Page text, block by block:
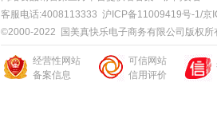
客服电话:4008113333 沪ICP备11009419号-1/京
©2000-2022 国美真快乐电子商务有限公司版权
经营性网站
备案信息
可信网站
信用评价